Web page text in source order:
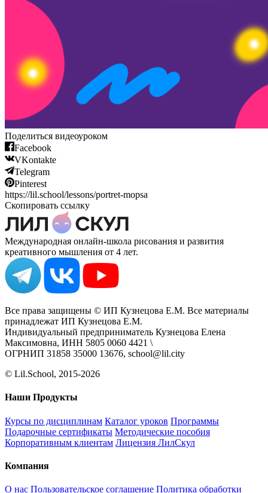
Поделиться видеоуроком
Facebook
VKontakte
Telegram
Pinterest
https://lil.school/lessons/portret-mopsa
Скопировать ссылку
Международная онлайн-школа рисования и развития
креативного мышления от 4 лет.
Все права защищены © ИП Кузнецова Е.М. Все материалы
принадлежат ИП Кузнецова Е.М.
Индивидуальный предприниматель Кузнецова Елена
Максимовна, ИНН 5805 0060 4421 \
ОГРНИП 31858 35000 13676, school@lil.city
© Lil.School, 2015‐2026
Наши Продукты
Курсы по дисциплинам Каталог уроков Программы
Подарочные сертификаты Методические пособия
Корпоративным клиентам Лицензия ЛилСкул
Компания
О нас Пользовательское соглашение Политика обработки